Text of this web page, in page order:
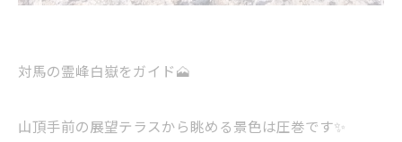
対馬の霊峰白嶽をガイド🗻
山頂手前の展望テラスから眺める景色は圧巻です✨